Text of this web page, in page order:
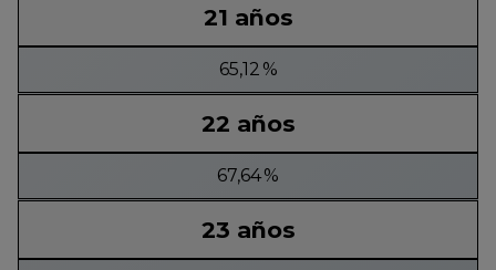
21 años
65,12 %
22 años
67,64 %
23 años